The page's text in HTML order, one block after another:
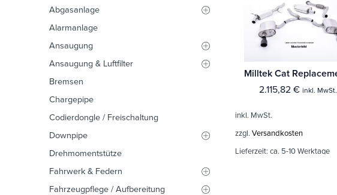
2.115,82 € inkl. MwSt.
inkl. MwSt.
zzgl. Versandkosten
Lieferzeit: ca. 5-10 Werktage
Abgasanlage
Alarmanlage
Ansaugung
Ansaugung & Luftfilter
Bremsen
Chargepipe
Codierdongle / Freischaltung
Downpipe
Drehmomentstütze
Fahrwerk & Federn
Fahrzeugpflege / Aufbereitung